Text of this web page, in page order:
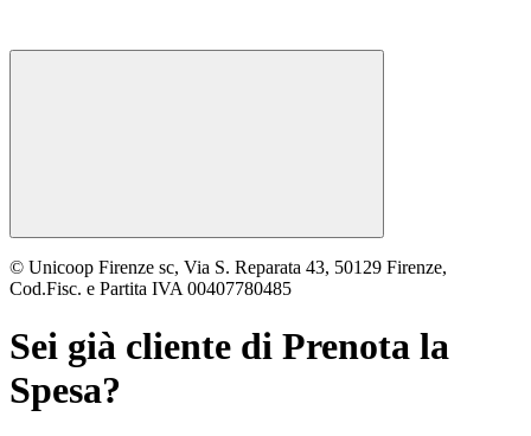
© Unicoop Firenze sc, Via S. Reparata 43, 50129 Firenze,
Cod.Fisc. e Partita IVA 00407780485
Sei già cliente di Prenota la
Spesa?